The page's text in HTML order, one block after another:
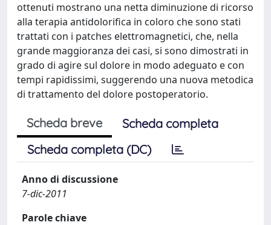
ottenuti mostrano una netta diminuzione di ricorso
alla terapia antidolorifica in coloro che sono stati
trattati con i patches elettromagnetici, che, nella
grande maggioranza dei casi, si sono dimostrati in
grado di agire sul dolore in modo adeguato e con
tempi rapidissimi, suggerendo una nuova metodica
di trattamento del dolore postoperatorio.
Scheda breve
Scheda completa
Scheda completa (DC)
Anno di discussione
7-dic-2011
Parole chiave